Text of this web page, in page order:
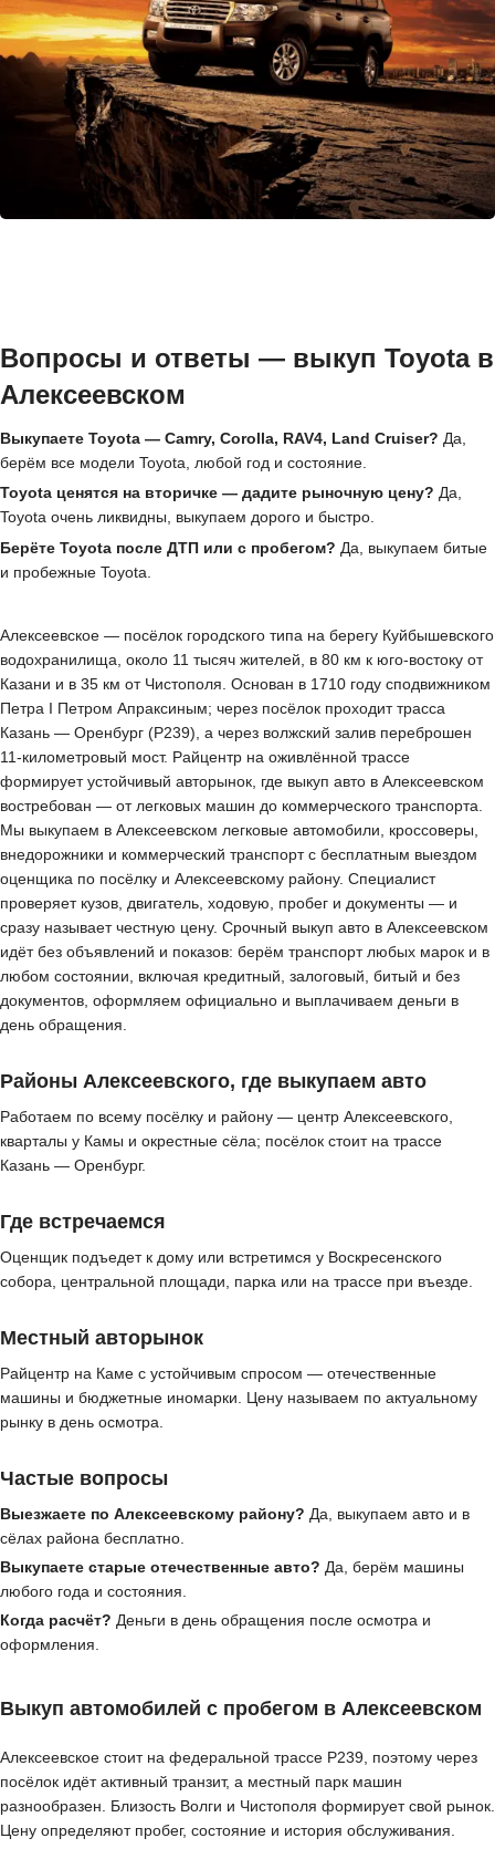
Вопросы и ответы — выкуп Toyota в
Алексеевском
Выкупаете Toyota — Camry, Corolla, RAV4, Land Cruiser? Да,
берём все модели Toyota, любой год и состояние.
Toyota ценятся на вторичке — дадите рыночную цену? Да,
Toyota очень ликвидны, выкупаем дорого и быстро.
Берёте Toyota после ДТП или с пробегом? Да, выкупаем битые
и пробежные Toyota.
Алексеевское — посёлок городского типа на берегу Куйбышевского
водохранилища, около 11 тысяч жителей, в 80 км к юго-востоку от
Казани и в 35 км от Чистополя. Основан в 1710 году сподвижником
Петра I Петром Апраксиным; через посёлок проходит трасса
Казань — Оренбург (Р239), а через волжский залив переброшен
11-километровый мост. Райцентр на оживлённой трассе
формирует устойчивый авторынок, где выкуп авто в Алексеевском
востребован — от легковых машин до коммерческого транспорта.
Мы выкупаем в Алексеевском легковые автомобили, кроссоверы,
внедорожники и коммерческий транспорт с бесплатным выездом
оценщика по посёлку и Алексеевскому району. Специалист
проверяет кузов, двигатель, ходовую, пробег и документы — и
сразу называет честную цену. Срочный выкуп авто в Алексеевском
идёт без объявлений и показов: берём транспорт любых марок и в
любом состоянии, включая кредитный, залоговый, битый и без
документов, оформляем официально и выплачиваем деньги в
день обращения.
Районы Алексеевского, где выкупаем авто
Работаем по всему посёлку и району — центр Алексеевского,
кварталы у Камы и окрестные сёла; посёлок стоит на трассе
Казань — Оренбург.
Где встречаемся
Оценщик подъедет к дому или встретимся у Воскресенского
собора, центральной площади, парка или на трассе при въезде.
Местный авторынок
Райцентр на Каме с устойчивым спросом — отечественные
машины и бюджетные иномарки. Цену называем по актуальному
рынку в день осмотра.
Частые вопросы
Выезжаете по Алексеевскому району? Да, выкупаем авто и в
сёлах района бесплатно.
Выкупаете старые отечественные авто? Да, берём машины
любого года и состояния.
Когда расчёт? Деньги в день обращения после осмотра и
оформления.
Выкуп автомобилей с пробегом в Алексеевском
Алексеевское стоит на федеральной трассе Р239, поэтому через
посёлок идёт активный транзит, а местный парк машин
разнообразен. Близость Волги и Чистополя формирует свой рынок.
Цену определяют пробег, состояние и история обслуживания.